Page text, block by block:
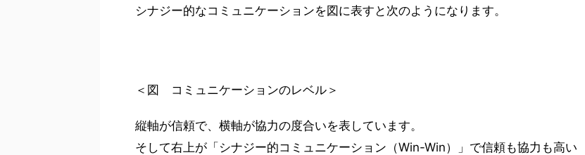
シナジー的なコミュニケーションを図に表すと次のようになります。
＜図 コミュニケーションのレベル＞
縦軸が信頼で、横軸が協力の度合いを表しています。
そして右上が「シナジー的コミュニケーション（Win-Win）」で信頼も協力も高い